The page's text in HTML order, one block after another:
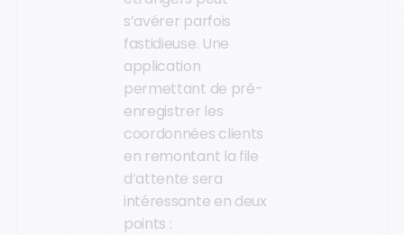
s’avérer parfois
fastidieuse. Une
application
permettant de pré-
enregistrer les
coordonnées clients
en remontant la file
d’attente sera
intéressante en deux
points :